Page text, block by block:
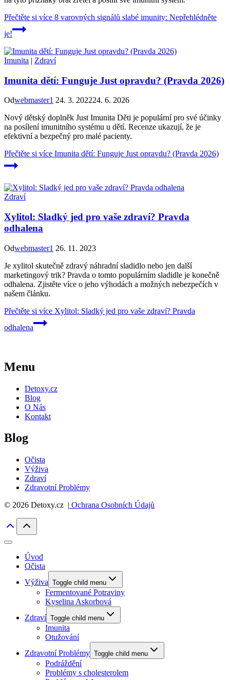
Přečtěte si více 8 varovných signálů slabé imunity: Nepřehlédněte
je!
Imunita | Zdraví
Imunita dětí: Funguje Just opravdu? (Pravda 2026)
Odwebmaster1 24. 3. 202224. 6. 2026
Nový dětský doplněk Just Imunita Děti je populární pro své účinky
na posílení imunitního systému u dětí. Recenze ukazují, že je
efektivní a bezpečný pro malé pacienty.
Přečtěte si více Imunita dětí: Funguje Just opravdu? (Pravda 2026)
Zdraví
Xylitol: Sladký jed pro vaše zdraví? Pravda
odhalena
Odwebmaster1 26. 11. 2023
Je xylitol skutečně zdravý náhradní sladidlo nebo jen další
marketingový trik? Pravda o tomto populárním sladidle je konečně
odhalena. Zjistěte více o jeho výhodách a možných nebezpečích v
našem článku.
Přečtěte si více Xylitol: Sladký jed pro vaše zdraví? Pravda
odhalena
Menu
Detoxy.cz
Blog
O Nás
Kontakt
Blog
Očista
Výživa
Zdraví
Zdravotní Problémy
© 2026 Detoxy.cz | Ochrana Osobních Údajů
Úvod
Očista
Výživa Toggle child menu
Fermentované Potraviny
Kyselina Askorbová
Zdraví Toggle child menu
Imunita
Otužování
Zdravotní Problémy Toggle child menu
Podráždění
Problémy s cholesterolem